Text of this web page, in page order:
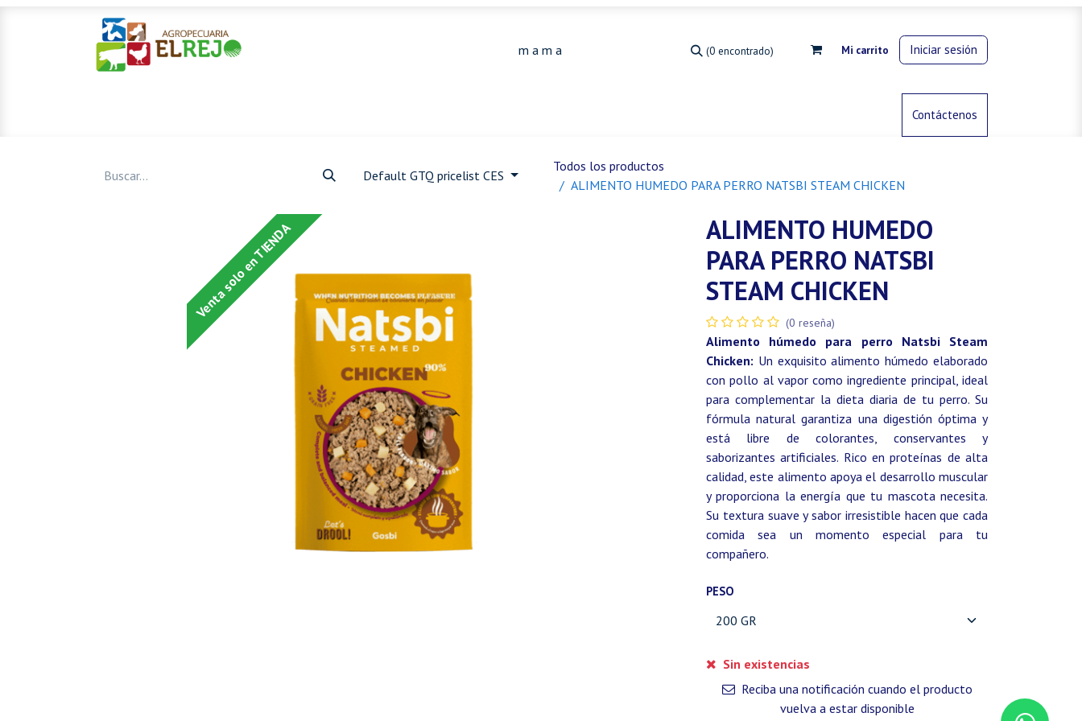
(0 encontrado) Mi carrito Iniciar sesión
Control de animalesContáctenos
Default GTQ pricelist CES
Todos los productos
ALIMENTO HUMEDO PARA PERRO NATSBI STEAM CHICKEN
Venta solo en TIENDA
ALIMENTO HUMEDO
PARA PERRO NATSBI
STEAM CHICKEN
(0 reseña)
Alimento húmedo para perro Natsbi Steam
Chicken: Un exquisito alimento húmedo elaborado
con pollo al vapor como ingrediente principal, ideal
para complementar la dieta diaria de tu perro. Su
fórmula natural garantiza una digestión óptima y
está libre de colorantes, conservantes y
saborizantes artificiales. Rico en proteínas de alta
calidad, este alimento apoya el desarrollo muscular
y proporciona la energía que tu mascota necesita.
Su textura suave y sabor irresistible hacen que cada
comida sea un momento especial para tu
compañero.
PESO
Sin existencias
Reciba una notificación cuando el producto
vuelva a estar disponible